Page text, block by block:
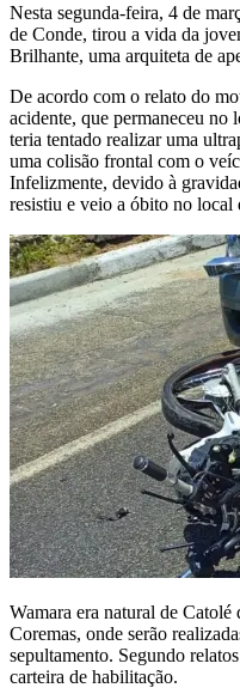
Nesta segunda-feira, 4 de
de Conde, tirou a vida da
Brilhante, uma arquiteta de
De acordo com o relato do
acidente, que permaneceu
teria tentado realizar uma
uma colisão frontal com o
Infelizmente, devido à
resistiu e veio a óbito no local
Wamara era natural de
Coremas, onde serão
sepultamento. Segundo
carteira de habilitação.